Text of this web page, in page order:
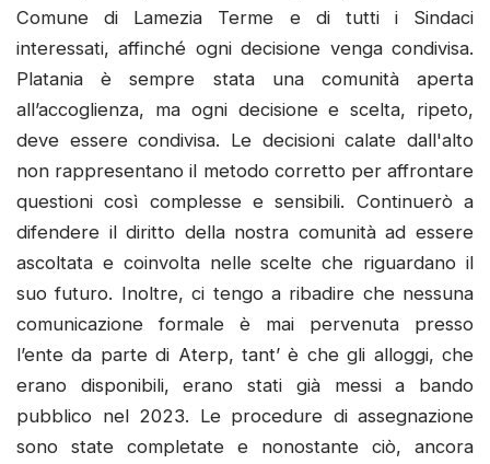
Comune di Lamezia Terme e di tutti i Sindaci
interessati, affinché ogni decisione venga condivisa.
Platania è sempre stata una comunità aperta
all’accoglienza, ma ogni decisione e scelta, ripeto,
deve essere condivisa. Le decisioni calate dall'alto
non rappresentano il metodo corretto per affrontare
questioni così complesse e sensibili. Continuerò a
difendere il diritto della nostra comunità ad essere
ascoltata e coinvolta nelle scelte che riguardano il
suo futuro. Inoltre, ci tengo a ribadire che nessuna
comunicazione formale è mai pervenuta presso
l’ente da parte di Aterp, tant’ è che gli alloggi, che
erano disponibili, erano stati già messi a bando
pubblico nel 2023. Le procedure di assegnazione
sono state completate e nonostante ciò, ancora